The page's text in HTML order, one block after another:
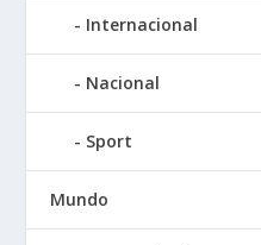
Internacional
Nacional
Sport
Mundo